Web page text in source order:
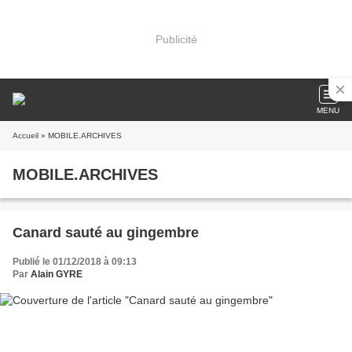
Publicité
MENU
Accueil » MOBILE.ARCHIVES
MOBILE.ARCHIVES
Canard sauté au gingembre
Publié le 01/12/2018 à 09:13
Par Alain GYRE